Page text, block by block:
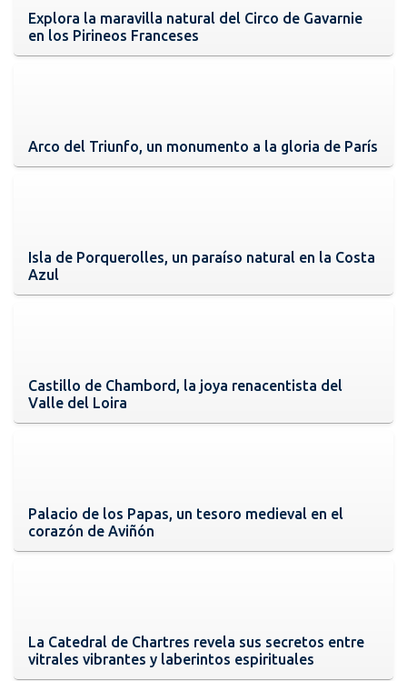
Explora la maravilla natural del Circo de Gavarnie
en los Pirineos Franceses
Arco del Triunfo, un monumento a la gloria de París
Isla de Porquerolles, un paraíso natural en la Costa
Azul
Castillo de Chambord, la joya renacentista del
Valle del Loira
Palacio de los Papas, un tesoro medieval en el
corazón de Aviñón
La Catedral de Chartres revela sus secretos entre
vitrales vibrantes y laberintos espirituales